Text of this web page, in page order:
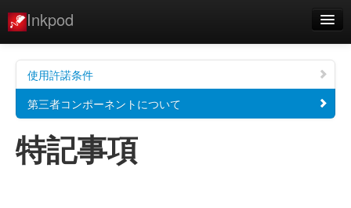
Inkpod
チュートリアル
特記事項
更新情報
使用許諾条件
第三者コンポーネントについて
特記事項